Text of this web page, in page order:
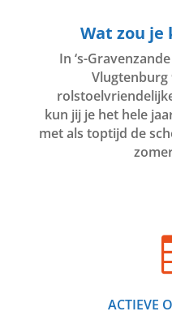
Wat zou je
In ‘s-
Vlugtenburg
kun jij je het hele
met als toptijd de
ACTIEVE